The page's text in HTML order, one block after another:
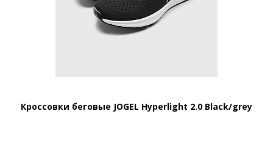
Кроссовки беговые JOGEL Hyperlight 2.0 Black/grey